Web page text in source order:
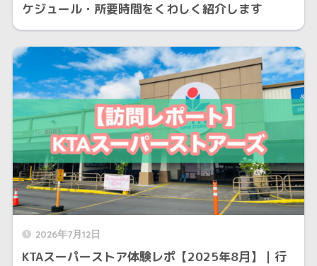
ケジュール・所要時間をくわしく紹介します
2026年7月12日
KTAスーパーストア体験レポ【2025年8月】｜行